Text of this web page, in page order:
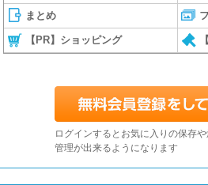
まとめ
【PR】ショッピング
ログインするとお気に入りの保存
管理が出来るようになります